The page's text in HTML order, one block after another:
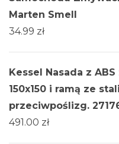
Marten Smell
34.99 zł
Kessel Nasada z
150x150 i ramą ze
przeciwpoślizg.
491.00 zł